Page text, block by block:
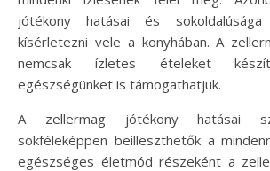
jótékony hatásai és
kísérletezni vele a konyhában. A
nemcsak ízletes ételeket
egészségünket is támogathatjuk.
A zellermag jótékony hatásai
sokféleképpen beilleszthetők a
egészséges életmód részeként a